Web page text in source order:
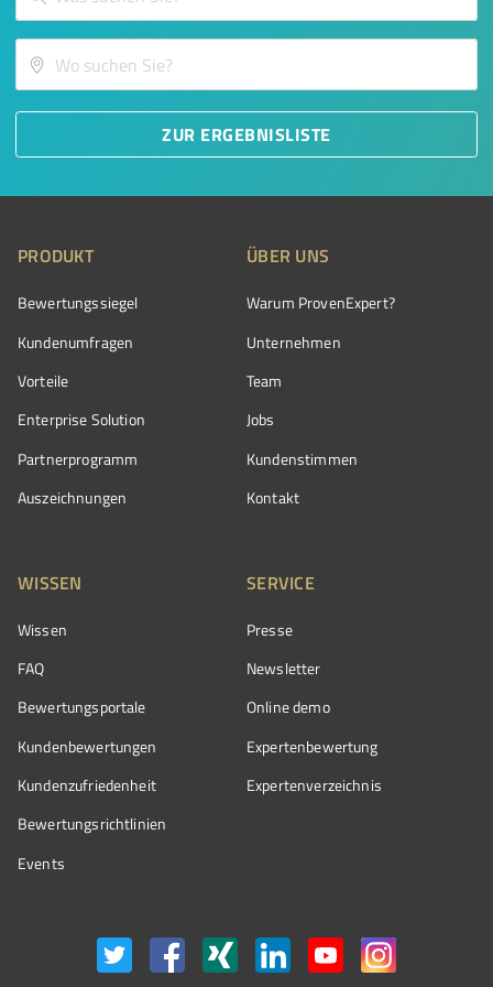
ZUR ERGEBNISLISTE
PRODUKT
Bewertungssiegel
Kundenumfragen
Vorteile
Enterprise Solution
Partnerprogramm
Auszeichnungen
ÜBER UNS
Warum ProvenExpert?
Unternehmen
Team
Jobs
Kundenstimmen
Kontakt
WISSEN
Wissen
FAQ
Bewertungsportale
Kundenbewertungen
Kundenzufriedenheit
Bewertungs­richtlinien
Events
SERVICE
Presse
Newsletter
Online demo
Expertenbewertung
Expertenverzeichnis